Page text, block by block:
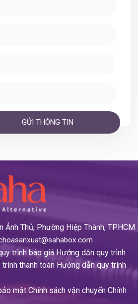
Thủ, Phường Hiệp Thành, TP.HCM
trình báo giá Hướng dẫn quy trình
thanh toán Hướng dẫn quy trình
mật Chính sách vận chuyển Chính